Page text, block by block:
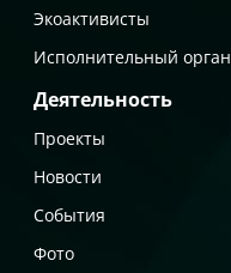
Экоактивисты
Исполнительный орган
Деятельность
Проекты
Новости
События
Фото